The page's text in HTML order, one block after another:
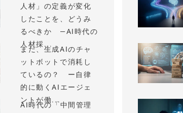
人材」の定義が変化
したことを、どうみ
るべきか —AI時代の
人材採...
まだ、生成AIのチャ
ットボットで消耗し
ているの？ ー自律
的に動くAIエージェ
ントが働...
AI時代の「中間管理